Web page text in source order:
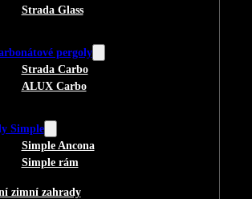
Strada Glass
pergoly
Strada Carbo
ALUX Carbo
Simple
Simple Ancona
Simple rám
zimní zahrady